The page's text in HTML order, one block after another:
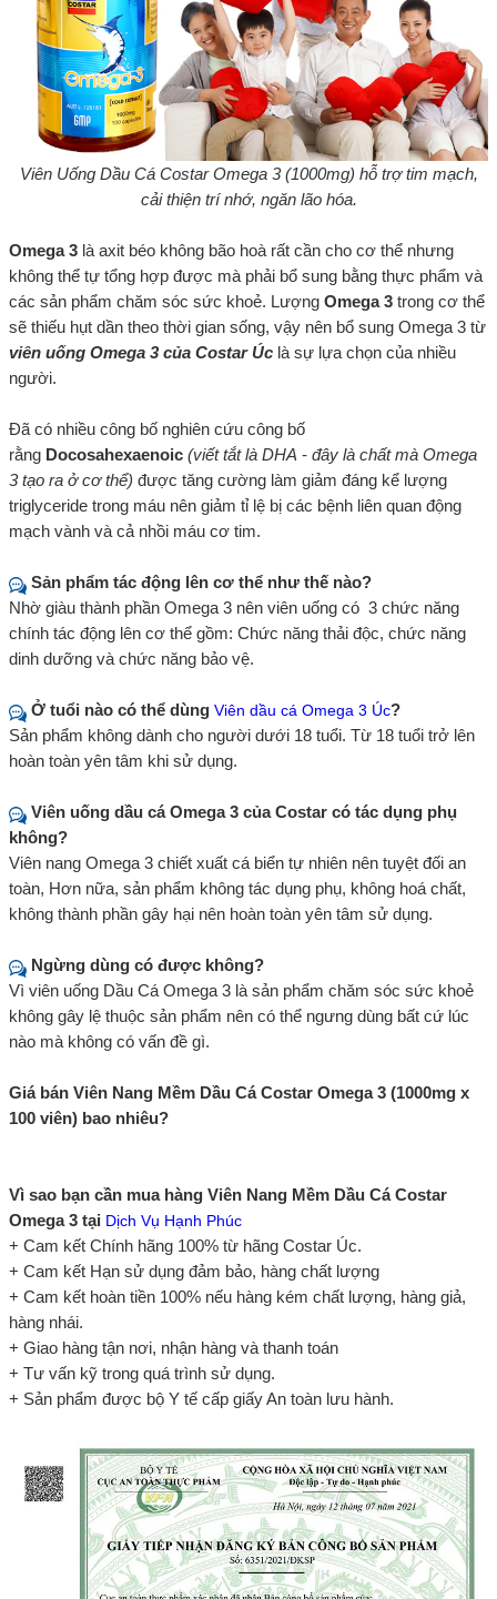
Viên Uống Dầu Cá Costar Omega 3 (1000mg) hỗ trợ tim mạch,
cải thiện trí nhớ, ngăn lão hóa.
Omega 3 là axit béo không bão hoà rất cần cho cơ thể nhưng
không thể tự tổng hợp được mà phải bổ sung bằng thực phẩm và
các sản phẩm chăm sóc sức khoẻ. Lượng Omega 3 trong cơ thể
sẽ thiếu hụt dần theo thời gian sống, vậy nên bổ sung Omega 3 từ
viên uống Omega 3 của Costar Úc là sự lựa chọn của nhiều
người.
Đã có nhiều công bố nghiên cứu công bố
rằng Docosahexaenoic (viết tắt là DHA - đây là chất mà Omega
3 tạo ra ở cơ thể) được tăng cường làm giảm đáng kể lượng
triglyceride trong máu nên giảm tỉ lệ bị các bệnh liên quan động
mạch vành và cả nhồi máu cơ tim.
Sản phẩm tác động lên cơ thể như thế nào?
Nhờ giàu thành phần Omega 3 nên viên uống có 3 chức năng
chính tác động lên cơ thể gồm: Chức năng thải độc, chức năng
dinh dưỡng và chức năng bảo vệ.
Ở tuổi nào có thể dùng Viên dầu cá Omega 3 Úc?
Sản phẩm không dành cho người dưới 18 tuổi. Từ 18 tuổi trở lên
hoàn toàn yên tâm khi sử dụng.
Viên uống dầu cá Omega 3 của Costar có tác dụng phụ
không?
Viên nang Omega 3 chiết xuất cá biển tự nhiên nên tuyệt đối an
toàn, Hơn nữa, sản phẩm không tác dụng phụ, không hoá chất,
không thành phần gây hại nên hoàn toàn yên tâm sử dụng.
Ngừng dùng có được không?
Vì viên uống Dầu Cá Omega 3 là sản phẩm chăm sóc sức khoẻ
không gây lệ thuộc sản phẩm nên có thể ngưng dùng bất cứ lúc
nào mà không có vấn đề gì.
Giá bán Viên Nang Mềm Dầu Cá Costar Omega 3 (1000mg x
100 viên) bao nhiêu?
Vì sao bạn cần mua hàng Viên Nang Mềm Dầu Cá Costar
Omega 3 tại Dịch Vụ Hạnh Phúc
+ Cam kết Chính hãng 100% từ hãng Costar Úc.
+ Cam kết Hạn sử dụng đảm bảo, hàng chất lượng
+ Cam kết hoàn tiền 100% nếu hàng kém chất lượng, hàng giả,
hàng nhái.
+ Giao hàng tận nơi, nhận hàng và thanh toán
+ Tư vấn kỹ trong quá trình sử dụng.
+ Sản phẩm được bộ Y tế cấp giấy An toàn lưu hành.